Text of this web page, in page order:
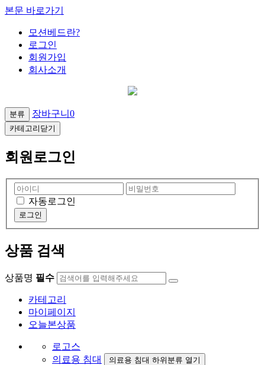
본문 바로가기
모션베드란?
로그인
회원가입
회사소개
분류 장바구니 0
카테고리닫기
회원로그인
자동로그인
상품 검색
상품명 필수
카테고리
마이페이지
오늘본상품
로고스
의료용 침대
의료용 침대 하위분류 열기